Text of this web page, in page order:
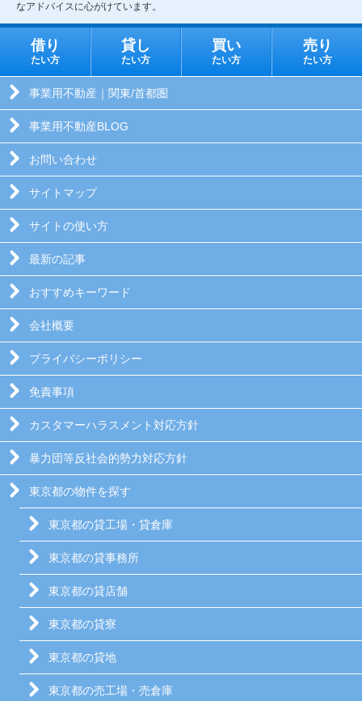
なアドバイスに心がけています。
借り
たい方
貸し
たい方
買い
たい方
売り
たい方
事業用不動産｜関東/首都圏
事業用不動産BLOG
お問い合わせ
サイトマップ
サイトの使い方
最新の記事
おすすめキーワード
会社概要
プライバシーポリシー
免責事項
カスタマーハラスメント対応方針
暴力団等反社会的勢力対応方針
東京都の物件を探す
東京都の貸工場・貸倉庫
東京都の貸事務所
東京都の貸店舗
東京都の貸寮
東京都の貸地
東京都の売工場・売倉庫